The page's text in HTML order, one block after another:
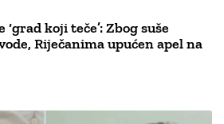
koji teče’: Zbog suše
Riječanima upućen apel na